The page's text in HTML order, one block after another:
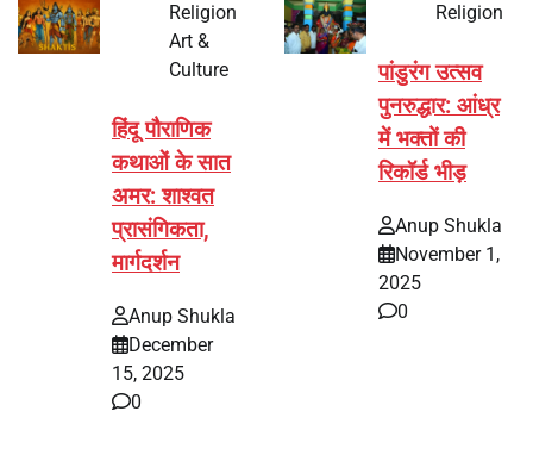
Religion
Art &
Culture
हिंदू पौराणिक
कथाओं के सात
अमर: शाश्वत
प्रासंगिकता,
मार्गदर्शन
Anup Shukla
December
15, 2025
0
Religion
पांडुरंग उत्सव
पुनरुद्धार: आंध्र
में भक्तों की
रिकॉर्ड भीड़
Anup Shukla
November 1,
2025
0